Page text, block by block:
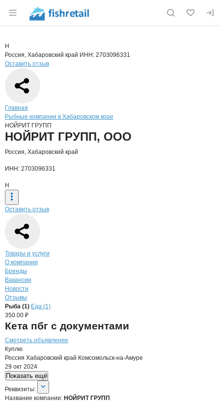
Раздел навигации по сайту fishretail.ru
Страница компании
Страница компании
Краткая информация о компании
Н
Россия, Хабаровский край ИНН: 2703096331
Оставить отзыв
Навигация по сайту
Главная
Рыбные компании в Хабаровском крае
НОЙРИТ ГРУПП
Основная информация о компании
НОЙРИТ ГРУПП, ООО
Россия, Хабаровский край
ИНН: 2703096331
Н
Оставить отзыв
Навигация по странице
Товары и услуги
О компании
Бренды
Вакансии
Новости
Отзывы
Продукция
Навигация по продуктам
Рыба (1) Еда (1)
350.00 ₽
Кета пбг с документами
Смотреть объявление
Куплю
Россия Хабаровский край Комсомольск-на-Амуре
29 окт 2024
Показать ещё
О компании
Реквизиты
Реквизиты:
Название компании: НОЙРИТ ГРУПП